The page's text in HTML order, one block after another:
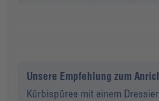
Unsere Empfehlung zum
Kürbispüree mit einem